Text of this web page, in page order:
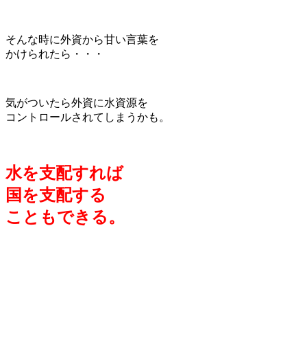
そんな時に外資から甘い言葉を
かけられたら・・・
気がついたら外資に水資源を
コントロールされてしまうかも。
水を支配すれば
国を支配する
こともできる。